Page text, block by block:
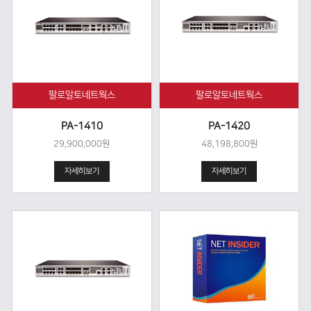
팔로알토네트웍스
PA-1410
29,900,000원
자세히보기
팔로알토네트웍스
PA-1420
48,198,800원
자세히보기